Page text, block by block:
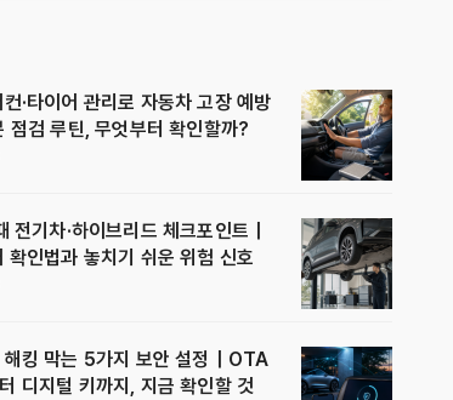
·타이어 관리로 자동차 고장 예방
점검 루틴, 무엇부터 확인할까?
전기차·하이브리드 체크포인트｜
확인법과 놓치기 쉬운 위험 신호
해킹 막는 5가지 보안 설정｜OTA
디지털 키까지, 지금 확인할 것